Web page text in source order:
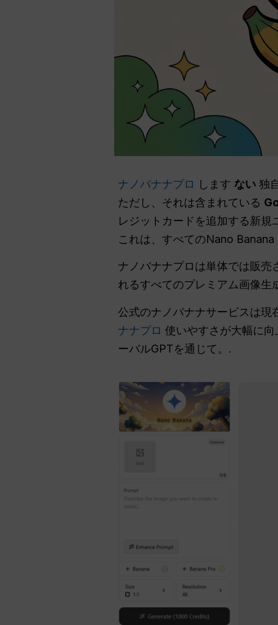
ナノバナナプロ します ない 独
ただし、それは含まれている
レジットカードを追加する新規
これは、すべてのNano Banana
ナノバナナプロは単体では販売
れるすべてのプレミアム画像生
公式のナノバナナサービスは現
ナナプロ 使いやすさが大幅に
ーバルGPTを通じて。.